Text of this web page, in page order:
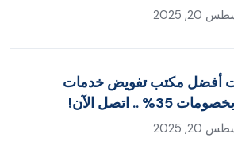
20, 2025
أفضل مكتب تفويض خدمات
35% .. اتصل الآن!
20, 2025